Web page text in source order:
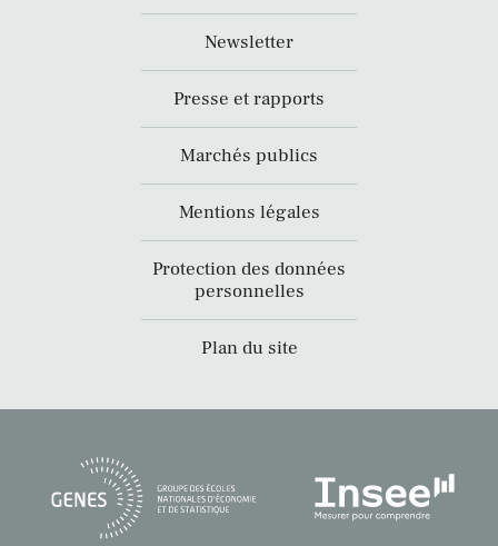
Newsletter
Presse et rapports
Marchés publics
Mentions légales
Protection des données
personnelles
Plan du site